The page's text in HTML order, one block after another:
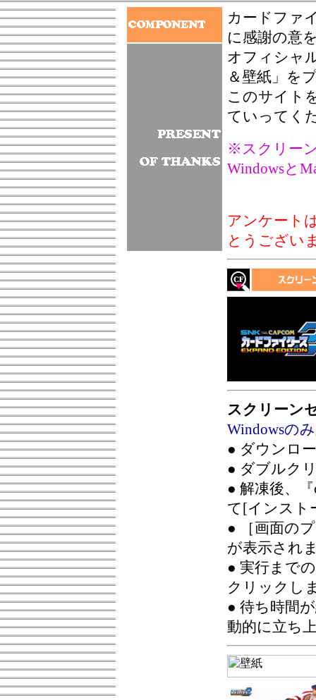
カードファ
に感謝の意
オフィシャ
＆壁紙」を
このサイト
ていってく
※スクリー
Windowsと
アンケート
とうござい
スクリーン
Windowsの
● ダウンロ
● ダブルク
● 解凍後、
て[インスト
● ［画面の
が表示され
● 実行まで
クリックし
● 待ち時間
動的に立ち